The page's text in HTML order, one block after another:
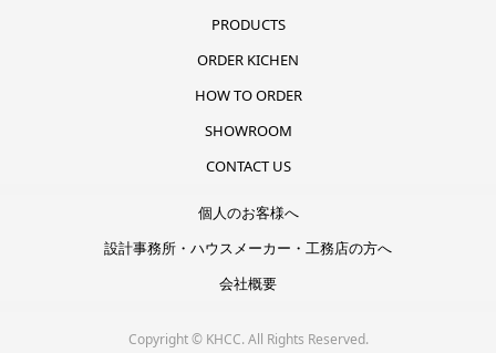
PRODUCTS
ORDER KICHEN
HOW TO ORDER
SHOWROOM
CONTACT US
個人のお客様へ
設計事務所・ハウスメーカー・工務店の方へ
会社概要
Copyright ©KHCC. All Rights Reserved.